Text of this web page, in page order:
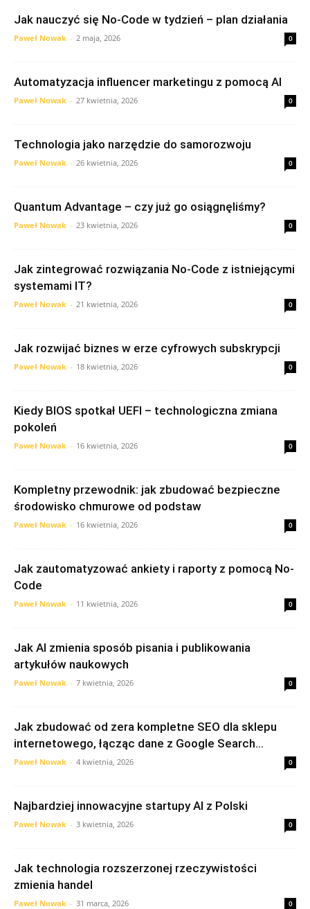
Jak nauczyć się No-Code w tydzień – plan działania
Paweł Nowak - 2 maja, 2026 0
Automatyzacja influencer marketingu z pomocą AI
Paweł Nowak - 27 kwietnia, 2026 0
Technologia jako narzędzie do samorozwoju
Paweł Nowak - 26 kwietnia, 2026 0
Quantum Advantage – czy już go osiągnęliśmy?
Paweł Nowak - 23 kwietnia, 2026 0
Jak zintegrować rozwiązania No-Code z istniejącymi
systemami IT?
Paweł Nowak - 21 kwietnia, 2026 0
Jak rozwijać biznes w erze cyfrowych subskrypcji
Paweł Nowak - 18 kwietnia, 2026 0
Kiedy BIOS spotkał UEFI – technologiczna zmiana
pokoleń
Paweł Nowak - 16 kwietnia, 2026 0
Kompletny przewodnik: jak zbudować bezpieczne
środowisko chmurowe od podstaw
Paweł Nowak - 16 kwietnia, 2026 0
Jak zautomatyzować ankiety i raporty z pomocą No-
Code
Paweł Nowak - 11 kwietnia, 2026 0
Jak AI zmienia sposób pisania i publikowania
artykułów naukowych
Paweł Nowak - 7 kwietnia, 2026 0
Jak zbudować od zera kompletne SEO dla sklepu
internetowego, łącząc dane z Google Search...
Paweł Nowak - 4 kwietnia, 2026 0
Najbardziej innowacyjne startupy AI z Polski
Paweł Nowak - 3 kwietnia, 2026 0
Jak technologia rozszerzonej rzeczywistości
zmienia handel
Paweł Nowak - 31 marca, 2026 0